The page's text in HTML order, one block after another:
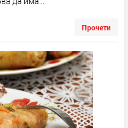
Прочети